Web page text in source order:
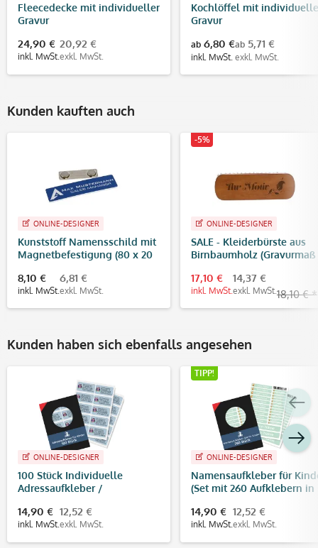
Fleecedecke mit individueller
Gravur
24,90 €
inkl. MwSt.
20,92 €
exkl. MwSt.
Kochlöffel mit
Gravur
ab 6,80 €
inkl. MwSt.
ab 5,71 €
exkl. MwSt.
Kunden kauften auch
ONLINE-DESIGNER
Kunststoff Namensschild mit
Magnetbefestigung (80 x 20
8,10 €
inkl. MwSt.
6,81 €
exkl. MwSt.
-5%
ONLINE-DESIGNER
SALE - Kleiderbürste aus
Birnbaumholz (Gravurmaß
17,10 €
inkl. MwSt.
14,37 €
exkl. MwSt. 18,10 € *
Kunden haben sich ebenfalls angesehen
ONLINE-DESIGNER
100 Stück Individuelle
Adressaufkleber /
Kita & Co. (50x25 mm)
14,90 €
inkl. MwSt.
12,52 €
exkl. MwSt.
TIPP!
ONLINE-DESIGNER
Namensaufkleber für
(Set mit 260 Aufklebern in
14,90 €
inkl. MwSt.
12,52 €
exkl. MwSt.